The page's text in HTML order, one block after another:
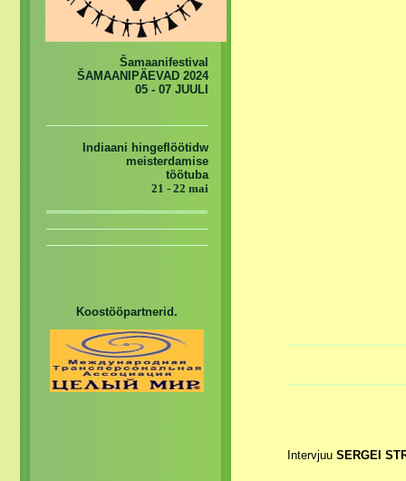
Intervjuu SERGEI
Šamaanifestival
ŠAMAANIPÄEVAD 2024
05 - 07 JUULI
Indiaani hingeflöötidw
meisterdamise
töötuba
21 - 22 mai
Koostööpartnerid.